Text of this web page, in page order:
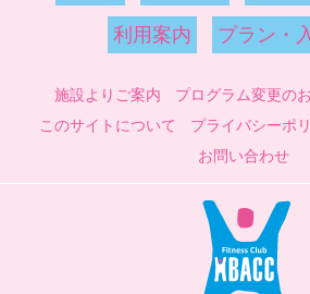
利用案内 プラン・
施設よりご案内 プログラム変更の
このサイトについて
プライバシーポ
お問い合わせ